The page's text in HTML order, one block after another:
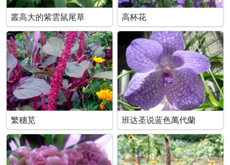
叢高大的紫雲鼠尾草 高杯花
繁穗苋 班达圣说蓝色萬代蘭